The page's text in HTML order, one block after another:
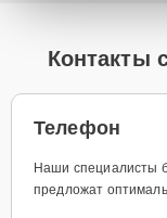
Контакты
Телефон
Наши специалисты
предложат